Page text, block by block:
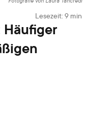
Lesezeit: 9 min
Häufiger